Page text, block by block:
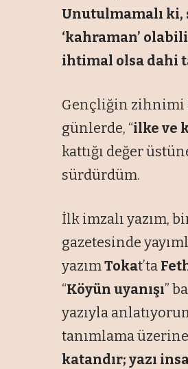
Unutulmamalı ki,
‘kahraman’
ihtimal olsa dahi
Gençliğin zihnimi
günlerde, “ilke ve
kattığı değer
sürdürdüm.
İlk imzalı yazım,
gazetesinde
yazımTokat’ta
“Köyün uyanışı”
yazıyla
tanımlama
katandır; yazı